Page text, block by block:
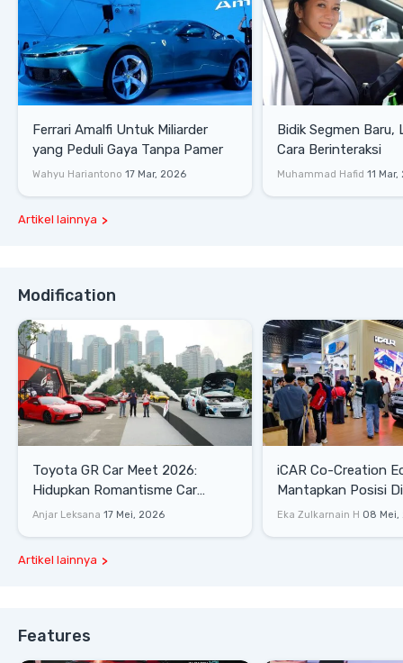
Ferrari Amalfi Untuk Miliarder
yang Peduli Gaya Tanpa Pamer
Wahyu Hariantono 17 Mar, 2026
Bidik Segmen Baru,
Cara Berinteraksi
Muhammad Hafid 11
Artikel lainnya
Modification
Toyota GR Car Meet 2026:
Hidupkan Romantisme Car
Culture Era 90-an
Anjar Leksana 17 Mei, 2026
iCAR Co-Creation
Mantapkan Posisi
Gaya Hidup
Eka Zulkarnain H 08 Mei,
Artikel lainnya
Features